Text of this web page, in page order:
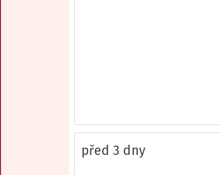
před 3 dny